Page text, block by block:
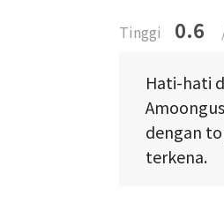
Tinggi 0.6
Hati-hati
dengan
terkena.